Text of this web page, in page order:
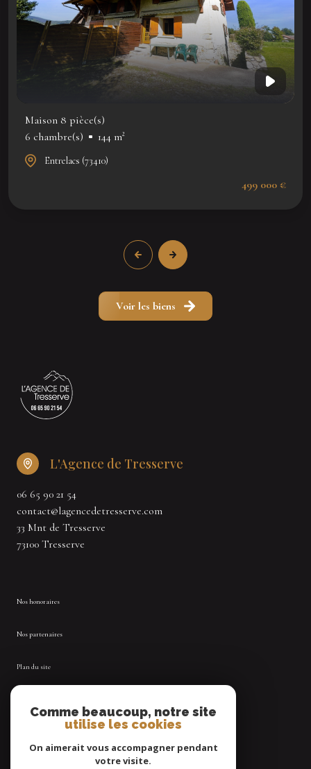
Maison 8 pièce(s)
6 chambre(s)
144 m²
Entrelacs (73410)
499 000 €
Voir les biens
L'Agence de Tresserve
06 65 90 21 54
contact@lagencedetresserve.com
33 Mnt de Tresserve
73100 Tresserve
Nos honoraires
Nos partenaires
Plan du site
Comme beaucoup, notre site
utilise les cookies
On aimerait vous accompagner pendant
votre visite.